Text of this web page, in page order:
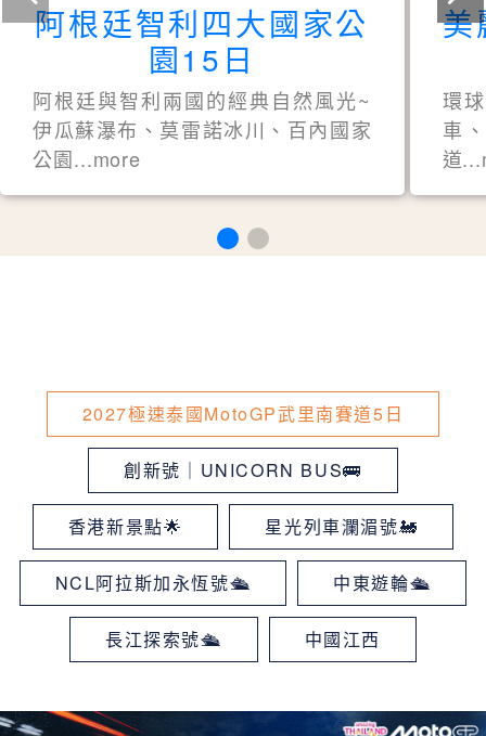
阿根廷智利四大國家公
園15日
阿根廷與智利兩國的經典自然風光~
伊瓜蘇瀑布、莫雷諾冰川、百內國家
公園...more
美
環
車
道
2027極速泰國MotoGP武里南賽道5日
創新號｜UNICORN BUS🚌
香港新景點🌟 星光列車瀾湄號🚂
NCL阿拉斯加永恆號🛳 中東遊輪🛳
長江探索號🛳 中國江西